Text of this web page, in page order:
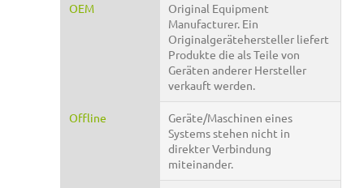
OEM
Original Equipment
Manufacturer. Ein
Originalgerätehersteller liefert
Produkte die als Teile von
Geräten anderer Hersteller
verkauft werden.
Offline
Geräte/Maschinen eines
Systems stehen nicht in
direkter Verbindung
miteinander.